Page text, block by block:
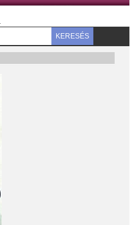
KERESÉS